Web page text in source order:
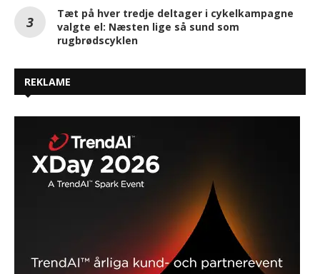
Tæt på hver tredje deltager i cykelkampagne
valgte el: Næsten lige så sund som
rugbrødscyklen
REKLAME